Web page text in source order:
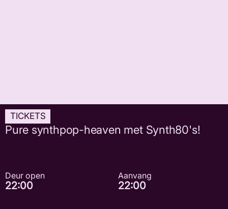
Pure synthpop-heaven met Synth80's!
TICKETS
Deur open
22:00
Aanvang
22:00